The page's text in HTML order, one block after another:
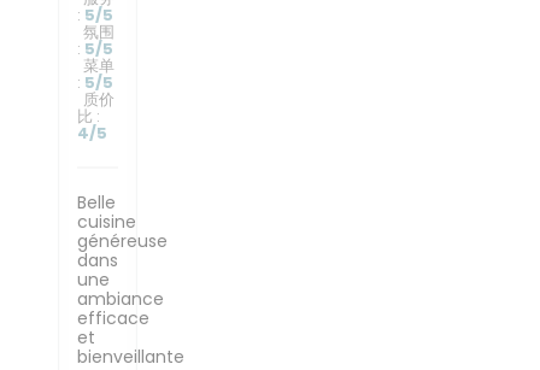
: 5/5
氛围
: 5/5
菜单
: 5/5
质价
比 :
4/5
Belle
cuisine
généreuse
dans
une
ambiance
efficace
et
bienveillante